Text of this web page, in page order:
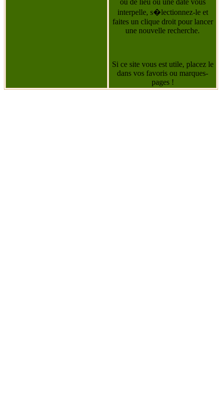
ou de lieu ou une date vous
interpelle, s�lectionnez-le et
faites un clique droit pour lancer
une nouvelle recherche.
Si ce site vous est utile, placez le
dans vos favoris ou marques-
pages !